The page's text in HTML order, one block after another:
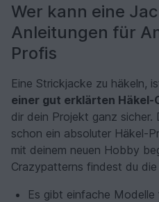
Wer kann eine
Anleitungen für
Profis
Eine Strickjacke zu häkeln,
einer gut erklärten Häkel-
dir dein Projekt ganz sicher.
schon ein absoluter Häkel-
mit deinem neuen Hobby
Crazypatterns findest du die
Es gibt einfache Modelle